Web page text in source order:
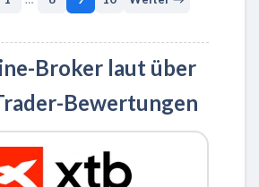
Broker laut über
Bewertungen